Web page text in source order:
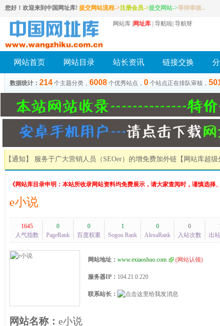
您好！欢迎来到中国网址库! 提交网站流程->注册会员->提交网站->等待审核...
网站库 网址库 导航啦 导航呀
网站首页 网站目录 站长资讯 链接交换
数据统计： 214 个主题分类， 6008 个优秀站点， 0 个站点正在排队审核，
【通知】 服务于广大营销人员（SEOer）的增免费加外链 【网站库超
《网站库目录申明：本站所收录网站资料均免费展示，请大家查阅时，谨慎选择
e小说
1645
人气指数
0
PageRank
0
百度权重
1
Sogou Rank
0
AlexaRank
0
入站次数
出
网站地址： www.exiaoshuo.com (网站认领)
服务器IP： 104.21.0.220
联系站长：
网站名称： e小说